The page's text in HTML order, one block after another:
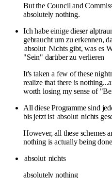
But the Council and
absolutely nothing.
Ich habe einige dieser
gebraucht um zu erkennen,
absolut Nichts gibt, was es
"Sein" darüber zu verlieren
It's taken a few of these
realize that there is
worth losing my sense of
All diese Programme sind
bis jetzt ist absolut nichts
However, all these schemes
nothing is actually being
absolut nichts
absolutely nothing